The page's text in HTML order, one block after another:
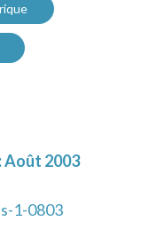
Août 2003
1-0803